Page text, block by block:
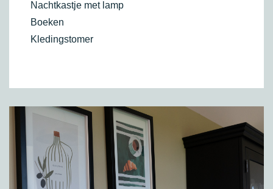
Nachtkastje met lamp
Boeken
Kledingstomer